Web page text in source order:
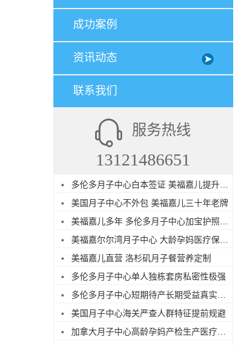
成功案例
资讯动态
联系我们
服务热线
13121486651
多伦多月子中心白本签证 美福嘉儿提升过签
美国月子中心不外包 美福嘉儿三十年老牌
美福嘉儿多年 多伦多月子中心加宝护照续签
美福嘉尔尔湾月子中心 大龄孕妈医疗保障足
美福嘉儿直营 洛杉矶月子餐营养定制
多伦多月子中心单人独栋套房私密性极强
多伦多月子中心短期待产长期受益真实解读
美国月子中心海关严查人群特征提前规避
加拿大月子中心高龄孕妈产检生产医疗服务优势